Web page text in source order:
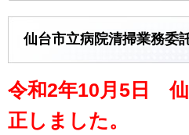
仙台市立病院清掃業務委
令和2年10月5日 仙
正しました。